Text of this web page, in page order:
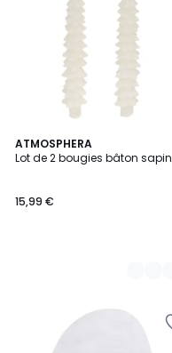
ATMOSPHERA
Lot de 2 bougies bâton sapin
15,99 €
3
Couleurs